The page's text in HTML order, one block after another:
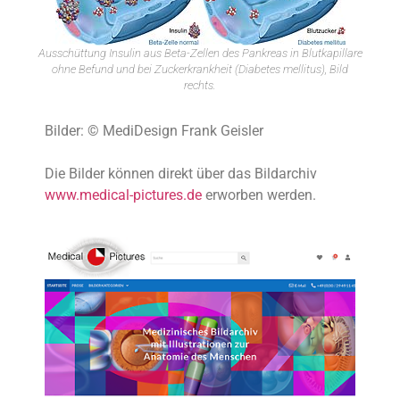
Ausschüttung Insulin aus Beta-Zellen des Pankreas in Blutkapillare
ohne Befund und bei Zuckerkrankheit (Diabetes mellitus), Bild
rechts.
Bilder: © MediDesign Frank Geisler
Die Bilder können direkt über das Bildarchiv
www.medical-pictures.de erworben werden.